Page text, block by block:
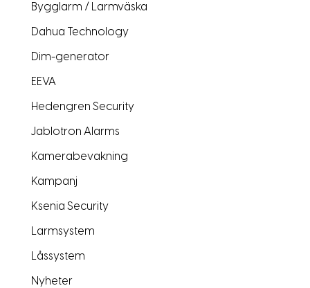
Bygglarm / Larmväska
Dahua Technology
Dim-generator
EEVA
Hedengren Security
Jablotron Alarms
Kamerabevakning
Kampanj
Ksenia Security
Larmsystem
Låssystem
Nyheter